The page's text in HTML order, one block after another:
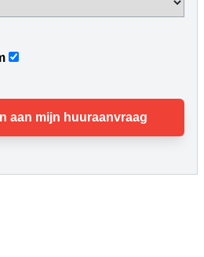
aan mijn huuraanvraag